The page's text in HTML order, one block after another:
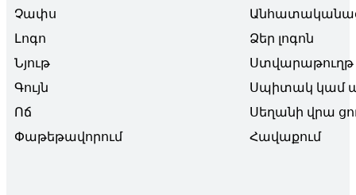
Չափս
Լոգո
Ձեր լոգոն
Նյութ
Գույն
Սպիտակ կամ
Ոճ
Սեղանի վրա
Փաթեթավորում
Հավաքում